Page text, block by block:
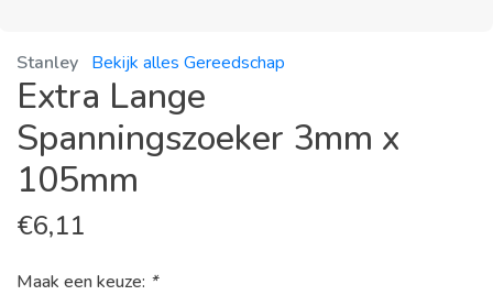
Stanley Bekijk alles Gereedschap
Extra Lange
Spanningszoeker 3mm x
105mm
€6,11
Maak een keuze: *